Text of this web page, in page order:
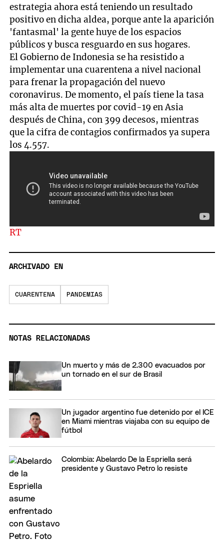
estrategia ahora está teniendo un resultado
positivo en dicha aldea, porque ante la aparición
'fantasmal' la gente huye de los espacios
públicos y busca resguardo en sus hogares.
El Gobierno de Indonesia se ha resistido a
implementar una cuarentena a nivel nacional
para frenar la propagación del nuevo
coronavirus. De momento, el país tiene la tasa
más alta de muertes por covid-19 en Asia
después de China, con 399 decesos, mientras
que la cifra de contagios confirmados ya supera
los 4.557.
RT
ARCHIVADO EN
CUARENTENA PANDEMIAS
NOTAS RELACIONADAS
Un muerto y más de 2.300 evacuados por
un tornado en el sur de Brasil
Un jugador argentino fue detenido por el ICE
en Miami mientras viajaba con su equipo de
fútbol
Colombia: Abelardo De la Espriella será
presidente y Gustavo Petro lo resiste